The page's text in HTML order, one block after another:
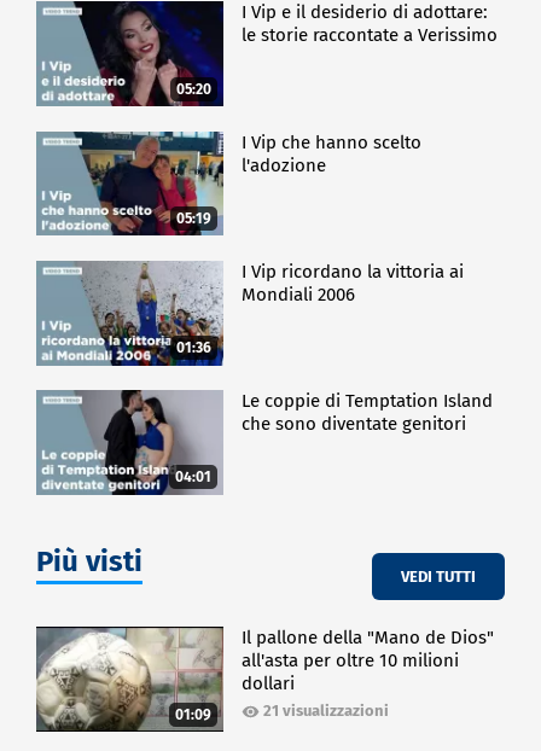
05:20
I Vip e il desiderio di adottare:
le storie raccontate a Verissimo
05:19
I Vip che hanno scelto
l'adozione
01:36
I Vip ricordano la vittoria ai
Mondiali 2006
04:01
Le coppie di Temptation Island
che sono diventate genitori
Più visti VEDI TUTTI
01:09
Il pallone della "Mano de Dios"
all'asta per oltre 10 milioni
dollari
21 visualizzazioni